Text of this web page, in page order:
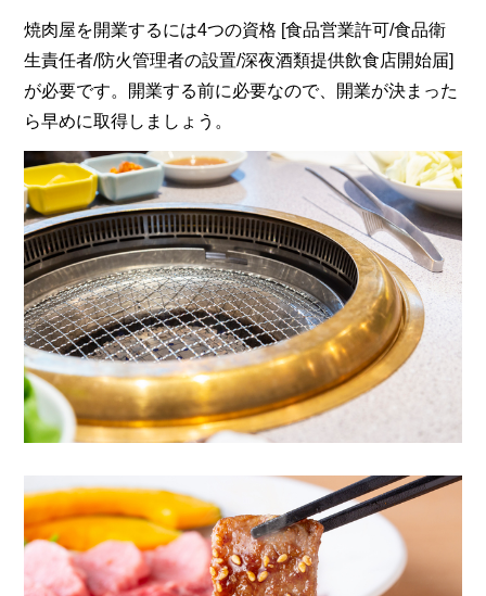
焼肉屋を開業するには4つの資格 [食品営業許可/食品衛
生責任者/防火管理者の設置/深夜酒類提供飲食店開始届]
が必要です。開業する前に必要なので、開業が決まった
ら早めに取得しましょう。